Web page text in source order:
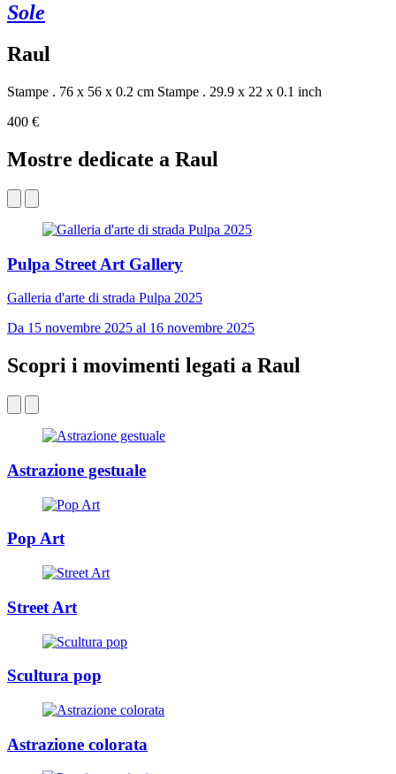
Sole
Raul
Stampe . 76 x 56 x 0.2 cm Stampe . 29.9 x 22 x 0.1 inch
400 €
Mostre dedicate a Raul
Pulpa Street Art Gallery
Galleria d'arte di strada Pulpa 2025
Da 15 novembre 2025 al 16 novembre 2025
Scopri i movimenti legati a Raul
Astrazione gestuale
Pop Art
Street Art
Scultura pop
Astrazione colorata